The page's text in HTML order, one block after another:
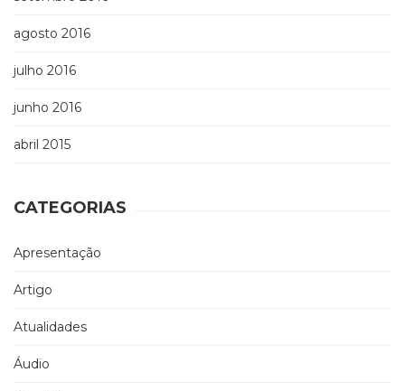
agosto 2016
julho 2016
junho 2016
abril 2015
CATEGORIAS
Apresentação
Artigo
Atualidades
Áudio